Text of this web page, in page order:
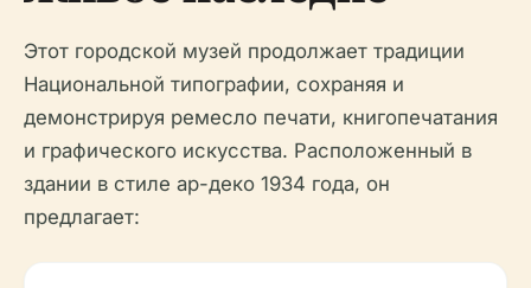
Этот городской музей продолжает традиции
Национальной типографии, сохраняя и
демонстрируя ремесло печати, книгопечатания
и графического искусства. Расположенный в
здании в стиле ар-деко 1934 года, он
предлагает: